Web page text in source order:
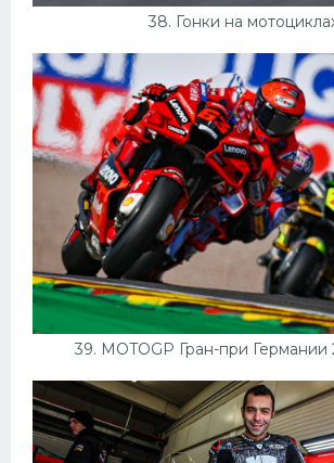
38. Гонки на
39. MOTOGP Гран-при Германии